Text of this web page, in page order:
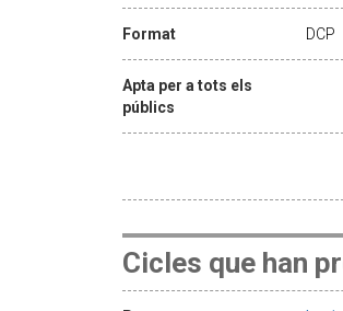
Format DCP
Apta per a tots els
públics
Cicles que han